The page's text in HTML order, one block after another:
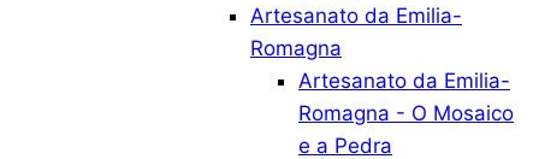
Artesanato da Emilia-
Romagna
Artesanato da Emilia-
Romagna - O Mosaico
e a Pedra